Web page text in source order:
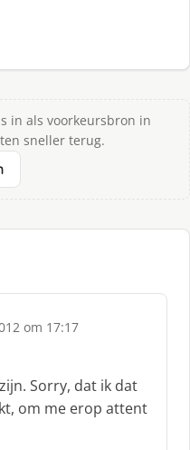
in als voorkeursbron in
sneller terug.
om 17:17
Sorry, dat ik dat
om me erop attent